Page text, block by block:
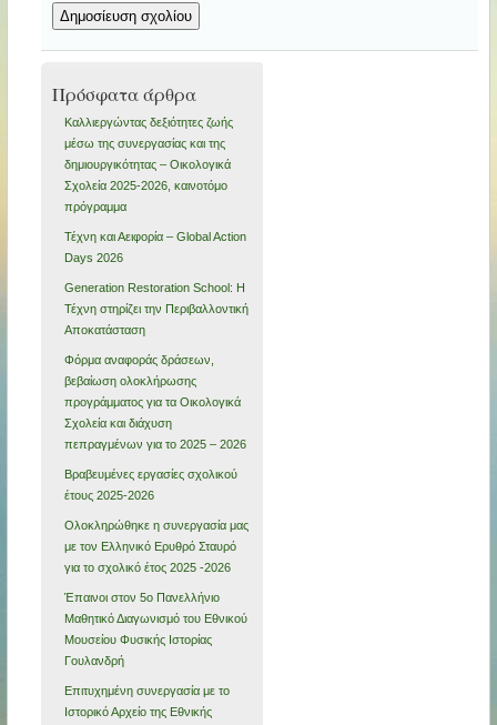
Πρόσφατα άρθρα
Καλλιεργώντας δεξιότητες ζωής
μέσω της συνεργασίας και της
δημιουργικότητας – Οικολογικά
Σχολεία 2025-2026, καινοτόμο
πρόγραμμα
Τέχνη και Αειφορία – Global Action
Days 2026
Generation Restoration School: Η
Τέχνη στηρίζει την Περιβαλλοντική
Αποκατάσταση
Φόρμα αναφοράς δράσεων,
βεβαίωση ολοκλήρωσης
προγράμματος για τα Οικολογικά
Σχολεία και διάχυση
πεπραγμένων για το 2025 – 2026
Βραβευμένες εργασίες σχολικού
έτους 2025-2026
Ολοκληρώθηκε η συνεργασία μας
με τον Ελληνικό Ερυθρό Σταυρό
για το σχολικό έτος 2025 -2026
Έπαινοι στον 5ο Πανελλήνιο
Μαθητικό Διαγωνισμό του Εθνικού
Μουσείου Φυσικής Ιστορίας
Γουλανδρή
Επιτυχημένη συνεργασία με το
Ιστορικό Αρχείο της Εθνικής